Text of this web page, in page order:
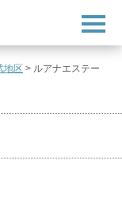
t
o
g
l
v
地区 > ルアナエステー